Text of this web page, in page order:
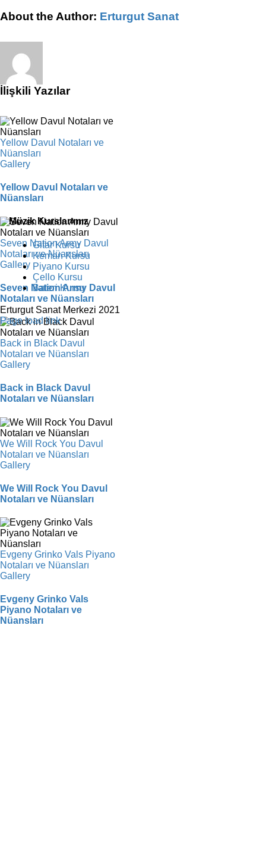
Ve
Facebook
X
Reddit
LinkedIn
WhatsApp
Tumblr
Pinterest
Vk
E-
About the Author: Erturgut Sanat
İlişkili Yazılar
Yellow Davul Notaları ve
Nüansları
Gallery
Yellow Davul Notaları ve
Nüansları
Seven Nation Army Davul
Notaları ve Nüansları
Gallery
Seven Nation Army Davul
Notaları ve Nüansları
Back in Black Davul
Notaları ve Nüansları
Gallery
Back in Black Davul
Notaları ve Nüansları
We Will Rock You Davul
Notaları ve Nüansları
Gallery
We Will Rock You Davul
Notaları ve Nüansları
Evgeny Grinko Vals Piyano
Notaları ve Nüansları
Gallery
Evgeny Grinko Vals
Piyano Notaları ve
Nüansları
Müzik Kurslarımız
Gitar Kursu
Keman Kursu
Piyano Kursu
Çello Kursu
Bateri Kursu
Erturgut Sanat Merkezi 2021
Facebook
Instagram
X
YouTube
Page load link